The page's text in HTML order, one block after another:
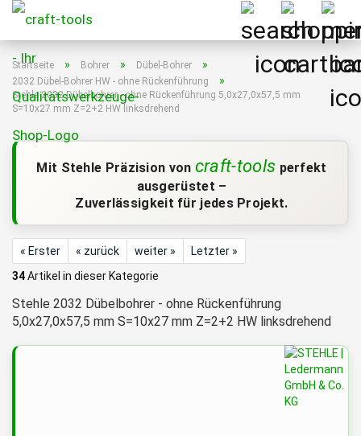
Startseite » Bohrer » Dübel-Bohrer »
2032 Dübel-Bohrer HW - ohne Rückenführung »
Stehle 2032 Dübelbohrer - ohne Rückenführung 5,0x27,0x57,5 mm
S=10x27 mm Z=2+2 HW linksdrehend
Mit Stehle Präzision von craft-tools perfekt
ausgerüstet –
Zuverlässigkeit für jedes Projekt.
« Erster « zurück weiter »
Letzter »
34Artikel in dieser Kategorie
Stehle 2032 Dübelbohrer - ohne Rückenführung
5,0x27,0x57,5 mm S=10x27 mm Z=2+2 HW linksdrehend